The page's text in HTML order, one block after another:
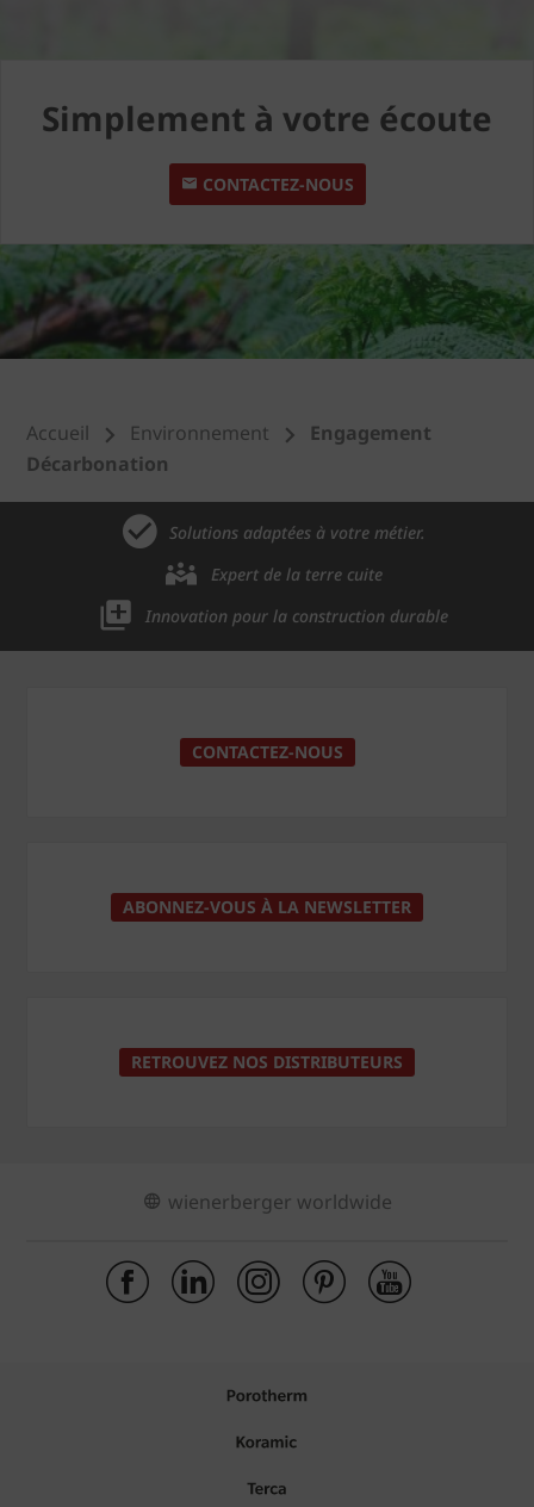
Simplement à votre écoute
CONTACTEZ-NOUS
Accueil Environnement
Engagement
Décarbonation
Solutions adaptées à votre métier.
Expert de la terre cuite
Innovation pour la construction durable
CONTACTEZ-NOUS
ABONNEZ-VOUS À LA NEWSLETTER
RETROUVEZ NOS DISTRIBUTEURS
wienerberger worldwide